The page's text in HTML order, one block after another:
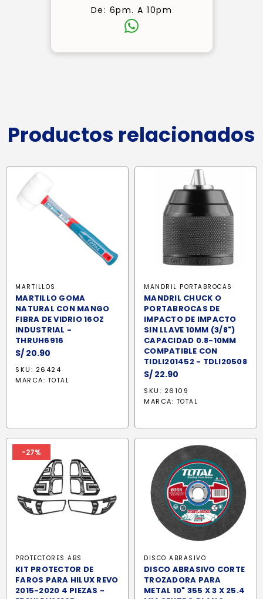
De: 6pm. A 10pm
Productos relacionados
MARTILLOS
MARTILLO GOMA
NATURAL CON MANGO
FIBRA DE VIDRIO 16OZ
INDUSTRIAL -
THRUH6916
S/ 20.90
SKU: 26424
MARCA: TOTAL
MANDRIL PORTABROCAS
MANDRIL CHUCK O
PORTABROCAS DE
IMPACTO DE IMPACTO
SIN LLAVE 10MM (3/8")
CAPACIDAD 0.8-10MM
COMPATIBLE CON
TIDLI201452 - TDLI20508
S/ 22.90
SKU: 26109
MARCA: TOTAL
-27%
PROTECTORES ABS
KIT PROTECTOR DE
FAROS PARA HILUX REVO
2015-2020 4 PIEZAS -
DISCO ABRASIVO
DISCO ABRASIVO CORTE
TROZADORA PARA
METAL 10" 355 X 3 X 25.4